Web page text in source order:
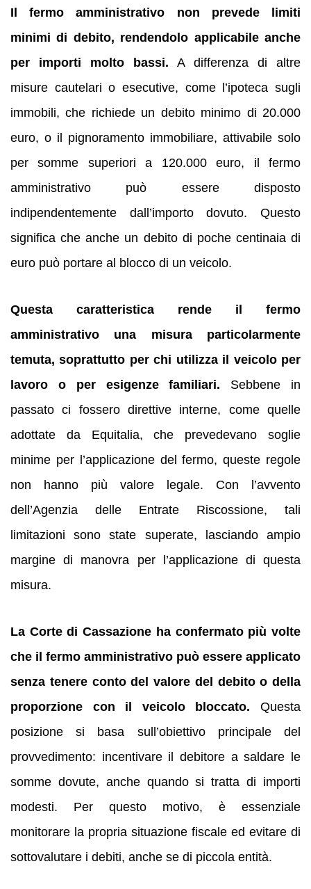
Il fermo amministrativo non prevede limiti
minimi di debito, rendendolo applicabile anche
per importi molto bassi. A differenza di altre
misure cautelari o esecutive, come l’ipoteca sugli
immobili, che richiede un debito minimo di 20.000
euro, o il pignoramento immobiliare, attivabile solo
per somme superiori a 120.000 euro, il fermo
amministrativo può essere disposto
indipendentemente dall’importo dovuto. Questo
significa che anche un debito di poche centinaia di
euro può portare al blocco di un veicolo.
Questa caratteristica rende il fermo
amministrativo una misura particolarmente
temuta, soprattutto per chi utilizza il veicolo per
lavoro o per esigenze familiari. Sebbene in
passato ci fossero direttive interne, come quelle
adottate da Equitalia, che prevedevano soglie
minime per l’applicazione del fermo, queste regole
non hanno più valore legale. Con l’avvento
dell’Agenzia delle Entrate Riscossione, tali
limitazioni sono state superate, lasciando ampio
margine di manovra per l’applicazione di questa
misura.
La Corte di Cassazione ha confermato più volte
che il fermo amministrativo può essere applicato
senza tenere conto del valore del debito o della
proporzione con il veicolo bloccato. Questa
posizione si basa sull’obiettivo principale del
provvedimento: incentivare il debitore a saldare le
somme dovute, anche quando si tratta di importi
modesti. Per questo motivo, è essenziale
monitorare la propria situazione fiscale ed evitare di
sottovalutare i debiti, anche se di piccola entità.